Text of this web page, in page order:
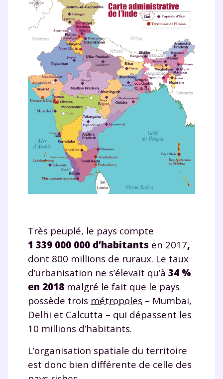
Très peuplé, le pays compte
1 339 000 000 d’habitants en 2017,
dont 800 millions de ruraux. Le taux
d’urbanisation ne s’élevait qu’à 34 %
en 2018 malgré le fait que le pays
possède trois métropoles – Mumbai,
Delhi et Calcutta – qui dépassent les
10 millions d’habitants.
L’organisation spatiale du territoire
est donc bien différente de celle des